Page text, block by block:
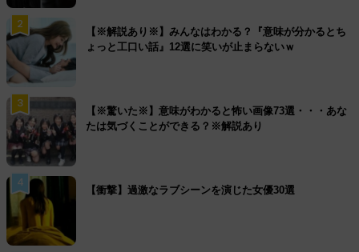
2
【※解説あり※】みんなはわかる？『意味が分かるとち
ょっと工口い話』12選に笑いが止まらないｗ
3
【※驚いた※】意味がわかると怖い画像73選・・・あな
たは気づくことができる？※解説あり
4
【衝撃】過激なラブシーンを演じた女優30選